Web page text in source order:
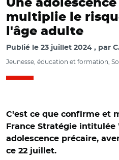
Une
multiplie le
l'âge adulte
Publié le 23 juillet 2024 par
Jeunesse, éducation et formation,
C'est ce que confirme et
France Stratégie intitulée
adolescence précaire,
ce 22 juillet.